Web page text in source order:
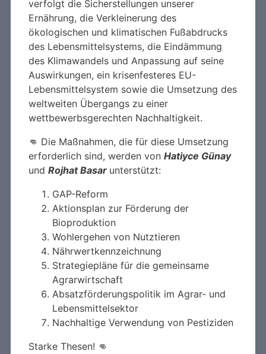
verfolgt die Sicherstellungen unserer
Ernährung, die Verkleinerung des
ökologischen und klimatischen Fußabdrucks
des Lebensmittelsystems, die Eindämmung
des Klimawandels und Anpassung auf seine
Auswirkungen, ein krisenfesteres EU-
Lebensmittelsystem sowie die Umsetzung des
weltweiten Übergangs zu einer
wettbewerbsgerechten Nachhaltigkeit.
👊 Die Maßnahmen, die für diese Umsetzung
erforderlich sind, werden von Hatiyce Günay
und Rojhat Basar unterstützt:
GAP-Reform
Aktionsplan zur Förderung der
Bioproduktion
Wohlergehen von Nutztieren
Nährwertkennzeichnung
Strategiepläne für die gemeinsame
Agrarwirtschaft
Absatzförderungspolitik im Agrar- und
Lebensmittelsektor
Nachhaltige Verwendung von Pestiziden
Starke Thesen! 👊